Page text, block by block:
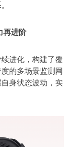
再进阶
进化，构建了覆
的多场景监测网
身状态波动，实